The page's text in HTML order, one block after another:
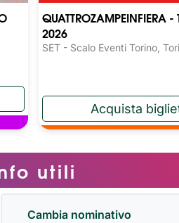
QUATTROZAMPEINFIERA -
2026
SET - Scalo Eventi Torino,
utili
Cambia nominativo